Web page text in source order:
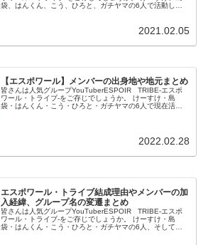
袋、はんくん、こう、ひろと、ガチヤマの6人で活動して
2021.02.05
【エスポワール】メンバーの出身地や地元まとめ
皆さんは人気グループYouTuberESPOIR TRIBE‐エスポ
ワール・トライブ‐をご存じでしょうか。 けーすけ・島
袋・はんくん・こう・ひろと・ガチヤマの6人で現在活動
2022.02.28
エスポワール・トライブ結成理由やメンバーの加
入経緯、グループ名の変遷まとめ
皆さんは人気グループYouTuberESPOIR TRIBE-エスポ
ワール・トライブ-をご存じでしょうか。 けーすけ・島
袋・はんくん・こう・ひろと・ガチヤマの6人、そして裏